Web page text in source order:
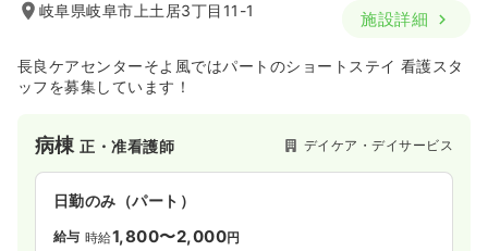
岐阜県岐阜市上土居3丁目11-1 施設詳細
長良ケアセンターそよ風ではパートのショートステイ 看護スタ
ッフを募集しています！
病棟正・准看護師 デイケア・デイサービス
日勤のみ（パート）
給与 時給1,800〜2,000円